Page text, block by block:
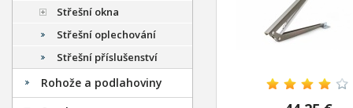
Střešní okna
Střešní oplechování
Střešní příslušenství
Rohože a podlahoviny